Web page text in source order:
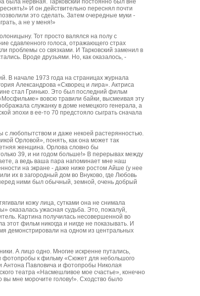
была нервная. Тарковский постоянно был вне
И он действительно переснял почти
это сделать. Затем очередные муки -
а не у меня!»
Тот просто валялся на полу с
сдавленного голоса, отражающего страх
проблемы со связками. И Тарковский заменил в
Вроде друзьями. Но, как оказалось, -
В начале 1973 года на страницах журнала
Александрова «Скворец и лира». Актриса
стал Гринько. Это был последний фильм
вовсю травили байки, высмеивая эту
служанку в доме немецкого генерала, а
эпохи в ее-то 70 предстояло сыграть сначала
с любопытством и даже некоей растерянностью.
Орловой», понять, как она может так
женщина. Орлова словно бы
39, и ни годом больше!» В перерывах между
а ведь ваша пара напоминает мне наш
на экране - даже ниже ростом Айше (у нее
их в загородный дом во Внуково, где Любовь
ними был обычный, земной, очень добрый
кожу лица, сутками она не снимала
оказалась ужасная судьба. Это, пожалуй,
Картина получилась несовершенной во
фильм никогда и нигде не показывать. И
демонстрировали на одном из центральных
А лицо одно. Многие искренне путались,
фотопробы к фильму «Сюжет для небольшого
Антона Павловича и фотопробы Николая
театра «Насмешливое мое счастье», конечно
мне морочите голову!». Сходство было